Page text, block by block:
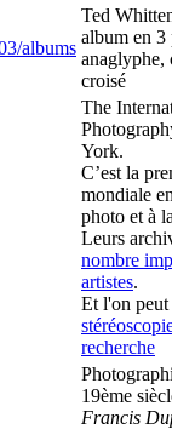
albums
Ted
album en 3
anaglyphe,
croisé
The
York.
C’est la
mondiale
photo et à
Leurs
nombre
artistes.
Et l'on peut
recherche
19ème
Francis